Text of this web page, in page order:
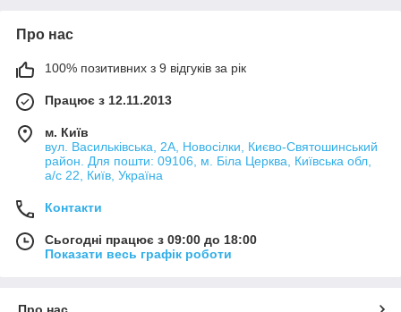
Про нас
100% позитивних з 9 відгуків за рік
Працює з 12.11.2013
м. Київ
вул. Васильківська, 2А, Новосілки, Києво-Святошинський
район. Для пошти: 09106, м. Біла Церква, Київська обл,
а/с 22, Київ, Україна
Контакти
Сьогодні працює з 09:00 до 18:00
Показати весь графік роботи